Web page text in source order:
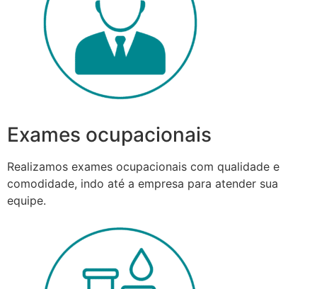
Exames ocupacionais
Realizamos exames ocupacionais com qualidade e
comodidade, indo até a empresa para atender sua
equipe.